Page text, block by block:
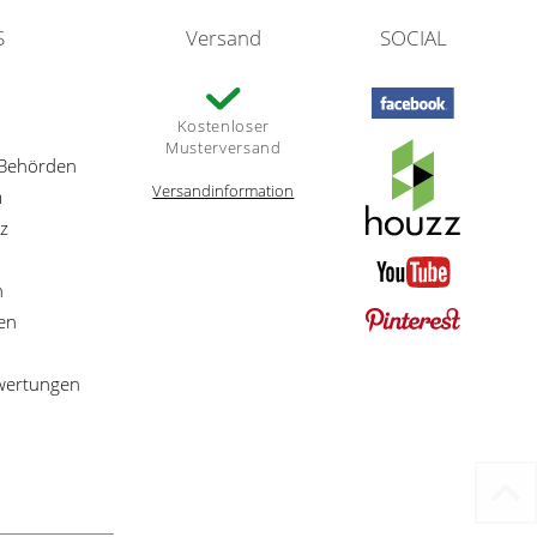
Versand
Kostenloser
Musterversand
Versandinformation
SOCIAL